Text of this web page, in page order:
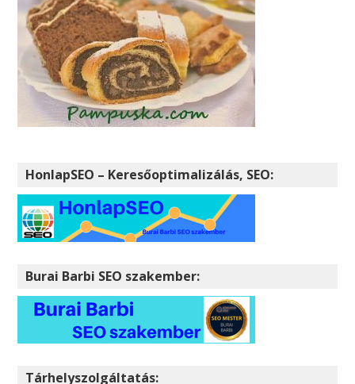
HonlapSEO – Keresőoptimalizálás, SEO:
Burai Barbi SEO szakember:
Tárhelyszolgáltatás: